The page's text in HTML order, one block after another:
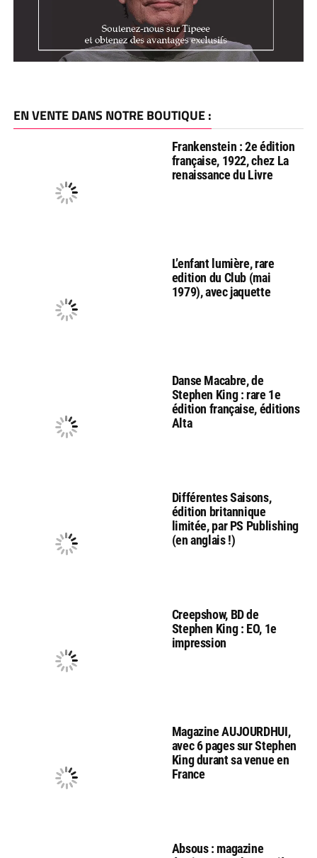
EN VENTE DANS NOTRE BOUTIQUE :
Frankenstein : 2e édition
française, 1922, chez La
renaissance du Livre
L’enfant lumière, rare
edition du Club (mai
1979), avec jaquette
Danse Macabre, de
Stephen King : rare 1e
édition française, éditions
Alta
Différentes Saisons,
édition britannique
limitée, par PS Publishing
(en anglais !)
Creepshow, BD de
Stephen King : EO, 1e
impression
Magazine AUJOURDHUI,
avec 6 pages sur Stephen
King durant sa venue en
France
Absous : magazine